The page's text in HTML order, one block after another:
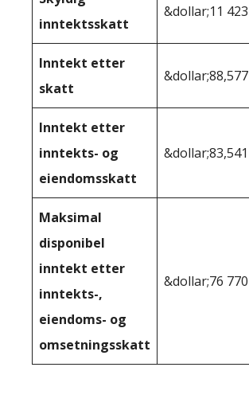
inntektsskatt
&dollar;11 423
Inntekt etter
skatt
&dollar;88,577
Inntekt etter
inntekts- og
eiendomsskatt
&dollar;83,541
Maksimal
disponibel
inntekt etter
inntekts-,
eiendoms- og
omsetningsskatt
&dollar;76 770